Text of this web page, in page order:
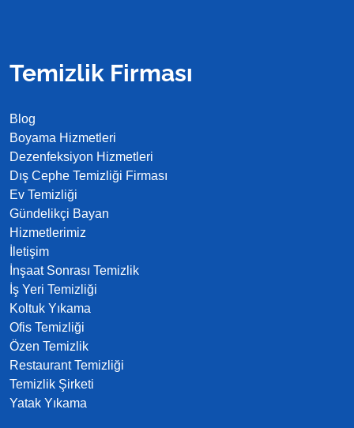
Temizlik Firması
Blog
Boyama Hizmetleri
Dezenfeksiyon Hizmetleri
Dış Cephe Temizliği Firması
Ev Temizliği
Gündelikçi Bayan
Hizmetlerimiz
İletişim
İnşaat Sonrası Temizlik
İş Yeri Temizliği
Koltuk Yıkama
Ofis Temizliği
Özen Temizlik
Restaurant Temizliği
Temizlik Şirketi
Yatak Yıkama